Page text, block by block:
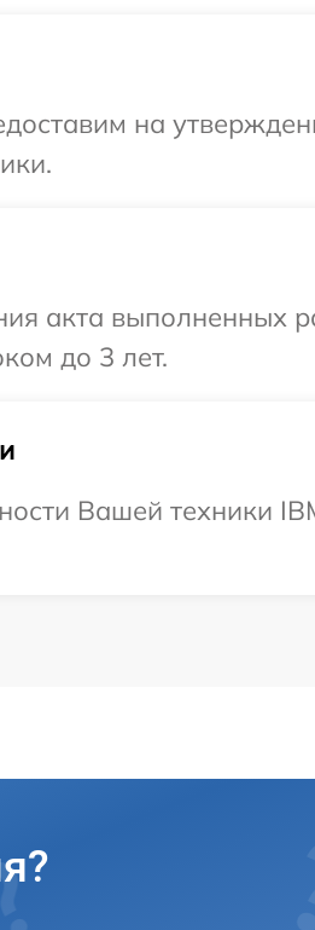
на
акта выполненных
до 3 лет.
Вашей техники